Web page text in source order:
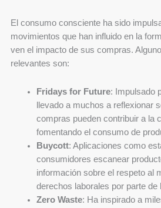
El consumo consciente ha sido
movimientos que han influido en la
ven el impacto de sus compras.
relevantes son:
Fridays for Future: Impulsado
llevado a muchos a reflexionar
compras pueden contribuir a la
fomentando el consumo de
Buycott: Aplicaciones como
consumidores escanear
información sobre el respeto al
derechos laborales por parte de
Zero Waste: Ha inspirado a